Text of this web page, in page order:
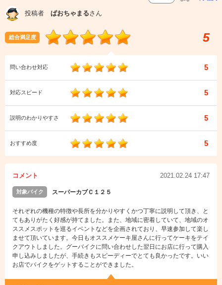
投稿者 ぱおちゃまるさん
総合満足度 5
問い合わせ対応 5
対応スピード 5
説明のわかりやすさ 5
おすすめ度 5
コメント 2021.02.24 17:47
対象バイク スーパーカブＣ１２５
それぞれの機種の特徴や長所を分かりやすくかつ丁寧に説明して頂き、と
てもありがたく好感が持てました。また、地域に密着していて、地域のオ
ススメスポットを巡るイベントなどを企画されており、早速参加して楽し
ませて頂いています。今日もオススメケーキ屋さんに行ってケーキをテイ
クアウトしました。グーバイクに問い合わせした翌日にお店に行って購入
申し込みしましたが、手続きもスピーディーでとても良かったです。いい
お店でバイクをゲットすることができました。